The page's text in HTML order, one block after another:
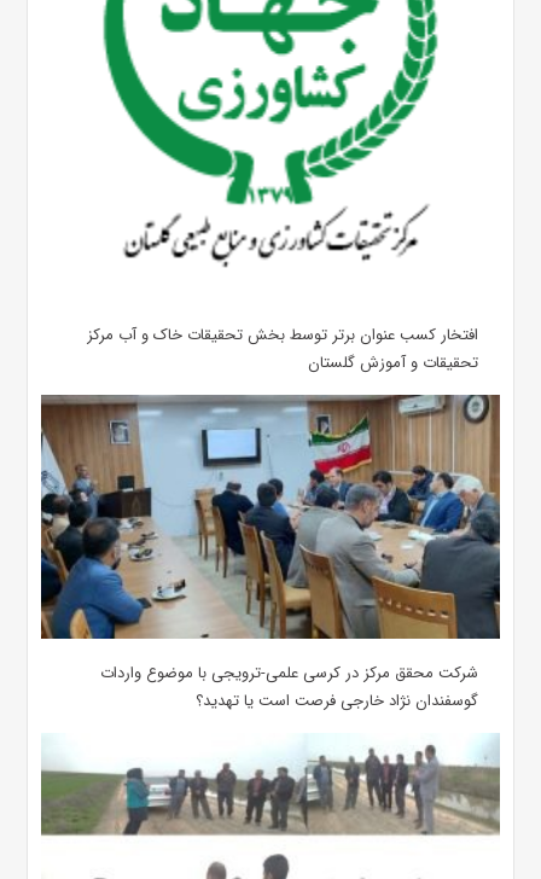
افتخار کسب عنوان برتر توسط بخش تحقیقات خاک و آب مرکز
تحقیقات و آموزش گلستان
شرکت محقق مرکز در کرسی علمی-ترویجی با موضوع واردات
گوسفندان نژاد خارجی فرصت است یا تهدید؟